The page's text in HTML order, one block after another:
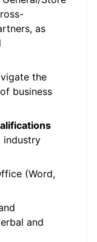
as
the
business
industry
(Word,
and